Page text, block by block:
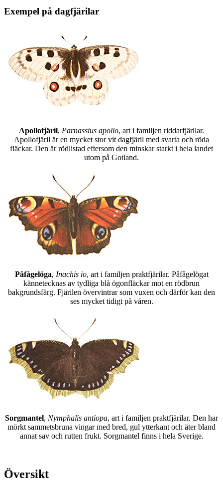
Exempel på dagfjärilar
Apollofjäril, Parnassius apollo, art i familjen riddarfjärilar.
Apollofjäril är en mycket stor vit dagfjäril med svarta och röda
fläckar. Den är rödlistad eftersom den minskar starkt i hela landet
utom på Gotland.
Påfågelöga, Inachis io, art i familjen praktfjärilar. Påfågelögat
kännetecknas av tydliga blå ögonfläckar mot en rödbrun
bakgrundsfärg. Fjärilen övervintrar som vuxen och därför kan den
ses mycket tidigt på våren.
Sorgmantel, Nymphalis antiopa, art i familjen praktfjärilar. Den har
mörkt sammetsbruna vingar med bred, gul ytterkant och äter bland
annat sav och rutten frukt. Sorgmantel finns i hela Sverige.
Översikt